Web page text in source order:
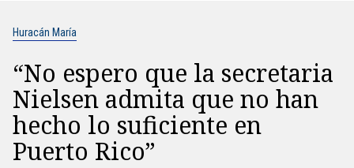
Huracán María
“No espero que la secretaria
Nielsen admita que no han
hecho lo suficiente en
Puerto Rico”